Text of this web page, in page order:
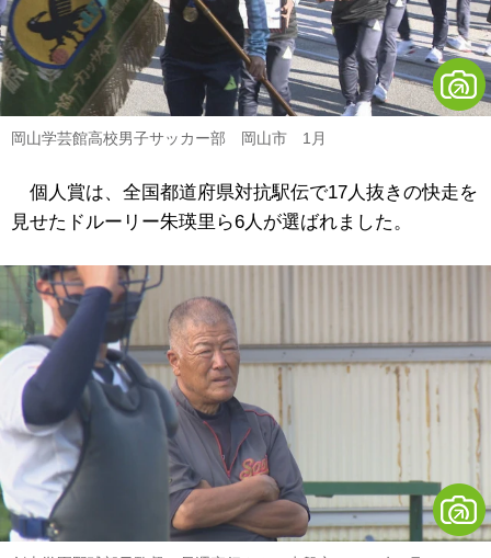
岡山学芸館高校男子サッカー部 岡山市 1月
個人賞は、全国都道府県対抗駅伝で17人抜きの快走を
見せたドルーリー朱瑛里ら6人が選ばれました。